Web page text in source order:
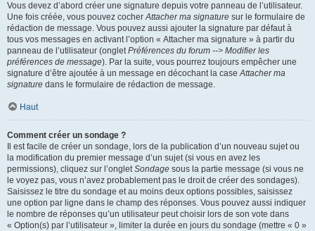
Vous devez d’abord créer une signature depuis votre panneau de l’utilisateur.
Une fois créée, vous pouvez cocherAttacher ma signature sur le formulaire de
rédaction de message. Vous pouvez aussi ajouter la signature par défaut à
tous vos messages en activant l’option « Attacher ma signature » à partir du
panneau de l’utilisateur (ongletPréférences du forum --> Modifier les
préférences de message). Par la suite, vous pourrez toujours empêcher une
signature d’être ajoutée à un message en décochant la caseAttacher ma
signature dans le formulaire de rédaction de message.
Haut
Comment créer un sondage ?
Il est facile de créer un sondage, lors de la publication d’un nouveau sujet ou
la modification du premier message d’un sujet (si vous en avez les
permissions), cliquez sur l’ongletSondage sous la partie message (si vous ne
le voyez pas, vous n’avez probablement pas le droit de créer des sondages).
Saisissez le titre du sondage et au moins deux options possibles, saisissez
une option par ligne dans le champ des réponses. Vous pouvez aussi indiquer
le nombre de réponses qu’un utilisateur peut choisir lors de son vote dans
« Option(s) par l’utilisateur », limiter la durée en jours du sondage (mettre « 0 »